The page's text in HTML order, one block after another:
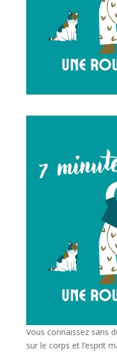
Vous connaissez sans
sur le corps et l’esprit